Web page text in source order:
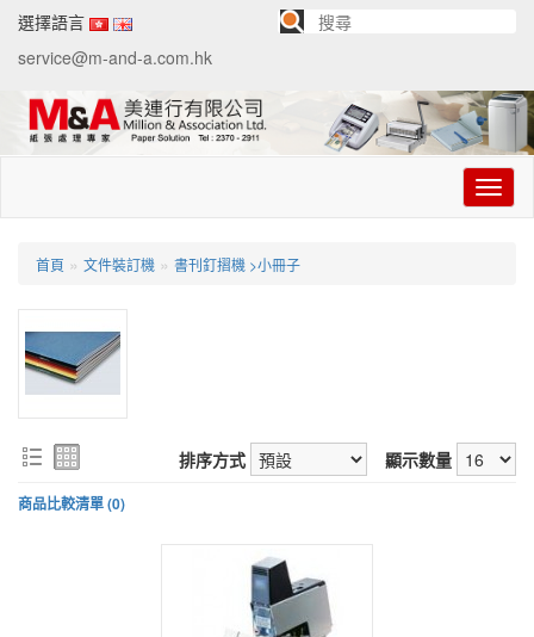
選擇語言
service@m-and-a.com.hk
切
换
首頁 » 文件裝訂機 » 書刊釘摺機 >小冊子
顯示數量
排序方式
商品比較清單 (0)